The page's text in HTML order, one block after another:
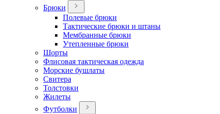
Брюки
Полевые брюки
Тактические брюки и штаны
Мембранные брюки
Утепленные брюки
Шорты
Флисовая тактическая одежда
Морские бушлаты
Свитера
Толстовки
Жилеты
Футболки